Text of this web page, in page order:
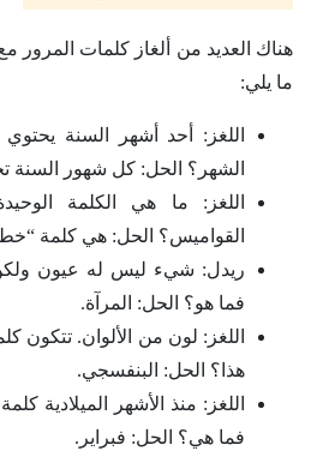
هناك العديد من ألغاز كلمات المرور
ما يلي:
الشهر؟ الحل: كل شهور السنة تحتوي
اللغز: ما هي الكلمة
القواميس؟ الحل: هي كلمة
ريدل: شيء ليس له عيون
فما هو؟ الحل: المرآة.
هذا؟ الحل: البنفسجي.
فما هي؟ الحل: فبراير.